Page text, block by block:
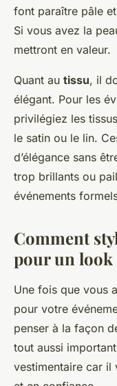
font paraître pâle
Si vous avez la
mettront en valeur.
Quant au tissu, il
élégant. Pour les
privilégiez les
le satin ou le lin.
d’élégance sans
trop brillants ou
événements
Comment
pour un
Une fois que vous
pour votre
penser à la façon
tout aussi
vestimentaire car il